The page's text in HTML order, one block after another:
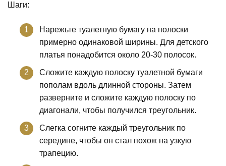
Шаги:
Нарежьте туалетную бумагу на полоски
примерно одинаковой ширины. Для детского
платья понадобится около 20-30 полосок.
Сложите каждую полоску туалетной бумаги
пополам вдоль длинной стороны. Затем
разверните и сложите каждую полоску по
диагонали, чтобы получился треугольник.
Слегка согните каждый треугольник по
середине, чтобы он стал похож на узкую
трапецию.